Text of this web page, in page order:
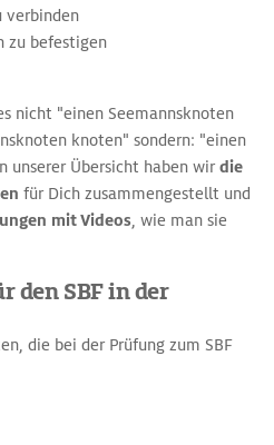
verbinden
zu befestigen
nicht "einen Seemannsknoten
knoten" sondern: "einen
unserer Übersicht haben wirdie
für Dich zusammengestellt und
mit Videos, wie man sie
den SBF in der
die bei der Prüfung zum SBF